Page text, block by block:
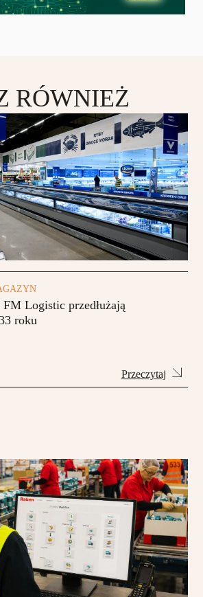
RÓWNIEŻ
Logistic przedłużają
roku
Przeczytaj